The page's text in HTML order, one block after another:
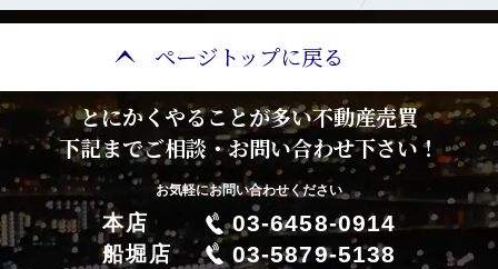
ページトップに戻る
とにかくやることが多い不動産売買
下記までご相談・お問い合わせ下さい！
お気軽にお問い合わせください
本店 03-6458-0914
船堀店 03-5879-5138